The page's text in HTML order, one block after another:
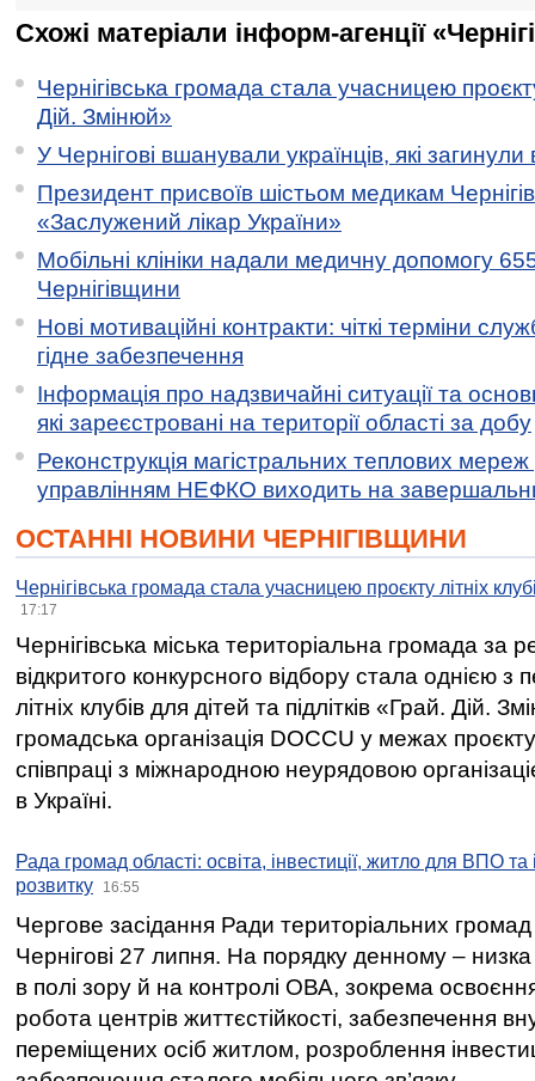
Схожі матеріали інформ-агенції
Чернігівська громада стала учасницею
Дій. Змінюй»
У Чернігові вшанували українців, які загинули
Президент присвоїв шістьом медикам
«Заслужений лікар України»
Мобільні клініки надали медичну допомогу
Чернігівщини
Нові мотиваційні контракти: чіткі терміни
гідне забезпечення
Інформація про надзвичайні ситуації та
які зареєстровані на території області за добу
Реконструкція магістральних теплових мереж
управлінням НЕФКО виходить на
ОСТАННІ НОВИНИ ЧЕРНІГІВЩИНИ
Чернігівська громада стала учасницею проєкту літніх
17:17
Чернігівська міська територіальна громада за
відкритого конкурсного відбору стала однією
літніх клубів для дітей та підлітків «Грай. Дій.
громадська організація DOCCU у межах
співпраці з міжнародною неурядовою
в Україні.
Рада громад області: освіта, інвестиції, житло для ВПО
розвитку
16:55
Чергове засідання Ради територіальних громад
Чернігові 27 липня. На порядку денному –
в полі зору й на контролі ОВА, зокрема освоєння
робота центрів життєстійкості, забезпечення
переміщених осіб житлом, розроблення